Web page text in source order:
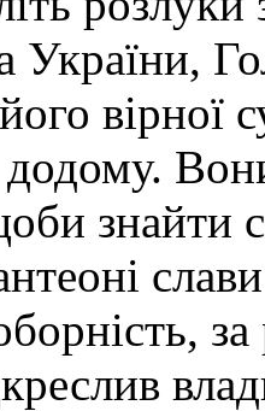
України,
вірної
додому.
знайти